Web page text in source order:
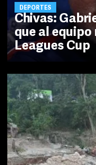
DEPORTES
Chivas:
que al equipo
Leagues Cup